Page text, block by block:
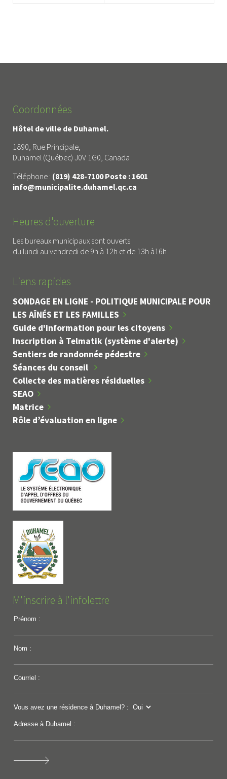
Coordonnées
Hôtel de ville de Duhamel.
1890, Rue Principale,
Duhamel (Québec) J0V 1G0, Canada
Téléphone : (819) 428-7100 Poste : 1601
info@municipalite.duhamel.qc.ca
Heures d'ouverture
Les bureaux municipaux sont ouverts
du lundi au vendredi de 9h à 12h et de 13h à16h
Liens rapides
SONDAGE EN LIGNE - POLITIQUE MUNICIPALE POUR
LES AÎNÉS ET LES FAMILLES
Guide d'information pour les citoyens
Inscription à Telmatik (système d'alerte)
Sentiers de randonnée pédestre
Séances du conseil
Collecte des matières résiduelles
SEAO
Matrice
Rôle d’évaluation en ligne
M'inscrire à l'infolettre
Prénom :
Nom :
Courriel :
Vous avez une résidence à Duhamel? :
Adresse à Duhamel :